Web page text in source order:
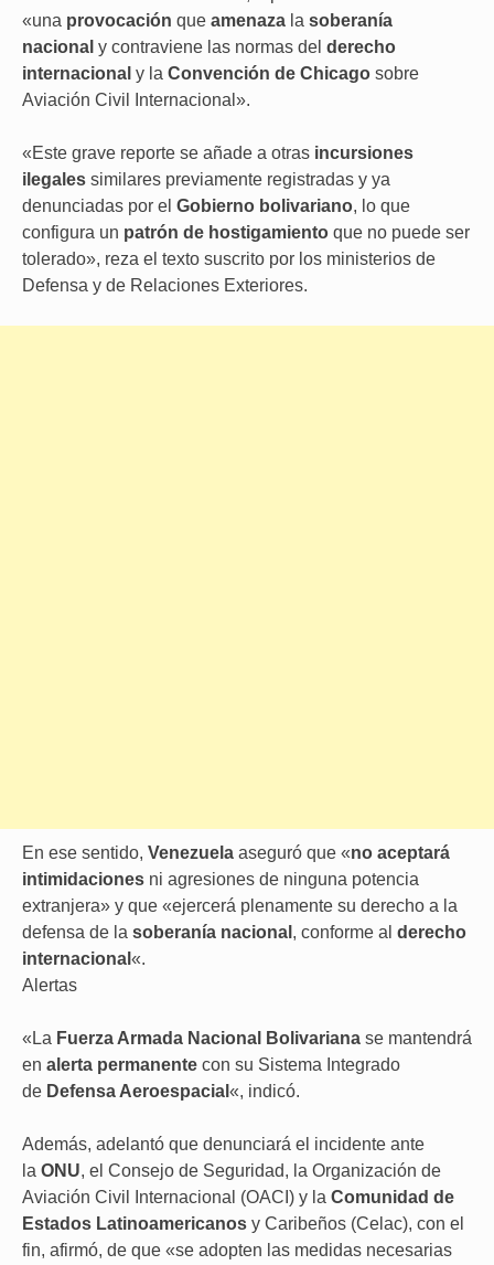
«una provocación que amenaza la soberanía
nacional y contraviene las normas del derecho
internacional y la Convención de Chicago sobre
Aviación Civil Internacional».
«Este grave reporte se añade a otras incursiones
ilegales similares previamente registradas y ya
denunciadas por el Gobierno bolivariano, lo que
configura un patrón de hostigamiento que no puede ser
tolerado», reza el texto suscrito por los ministerios de
Defensa y de Relaciones Exteriores.
En ese sentido, Venezuela aseguró que «no aceptará
intimidaciones ni agresiones de ninguna potencia
extranjera» y que «ejercerá plenamente su derecho a la
defensa de la soberanía nacional , conforme al derecho
internacional «.
Alertas
«La Fuerza Armada Nacional Bolivariana se mantendrá
en alerta permanente con su Sistema Integrado
de Defensa Aeroespacial «, indicó.
Además, adelantó que denunciará el incidente ante
la ONU, el Consejo de Seguridad, la Organización de
Aviación Civil Internacional (OACI) y la Comunidad de
Estados Latinoamericanos y Caribeños (Celac), con el
fin, afirmó, de que «se adopten las medidas necesarias